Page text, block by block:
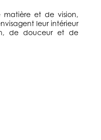
et de vision,
leur intérieur
de douceur et de